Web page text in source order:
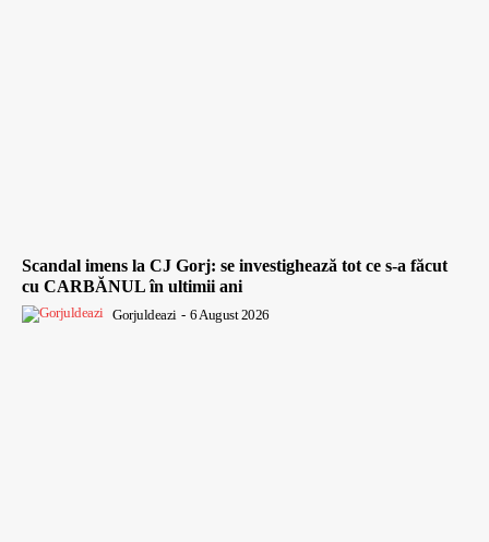
Scandal imens la CJ Gorj: se investighează tot ce s-a făcut
cu CARBĂNUL în ultimii ani
Gorjuldeazi - 6 August 2026